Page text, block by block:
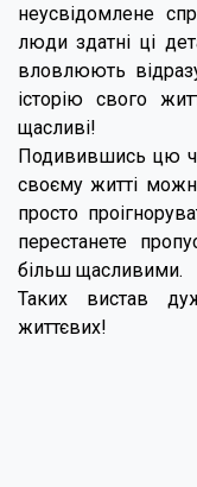
неусвідомлене
люди здатні ці
вловлюють
історію свого
щасливі!
Подивившись цю
своєму житті
просто
перестанете
більш щасливими.
Таких вистав
життєвих!